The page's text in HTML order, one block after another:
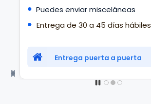
• Puedes enviar misceláneas
• Entrega de 30 a 45 días hábiles
Entrega puerta a puerta